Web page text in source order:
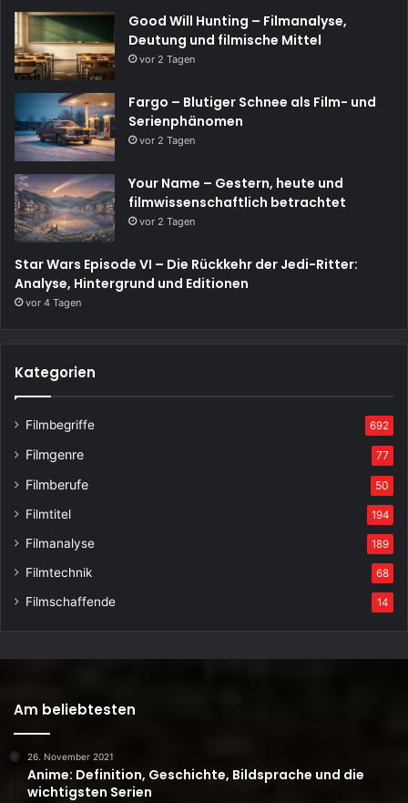
Good Will Hunting – Filmanalyse,
Deutung und filmische Mittel
vor 2 Tagen
Fargo – Blutiger Schnee als Film- und
Serienphänomen
vor 2 Tagen
Your Name – Gestern, heute und
filmwissenschaftlich betrachtet
vor 2 Tagen
Star Wars Episode VI – Die Rückkehr der Jedi-Ritter:
Analyse, Hintergrund und Editionen
vor 4 Tagen
Kategorien
Filmbegriffe 692
Filmgenre 77
Filmberufe 50
Filmtitel 194
Filmanalyse 189
Filmtechnik 68
Filmschaffende 14
Am beliebtesten
26. November 2021
Anime: Definition, Geschichte, Bildsprache und die
wichtigsten Serien